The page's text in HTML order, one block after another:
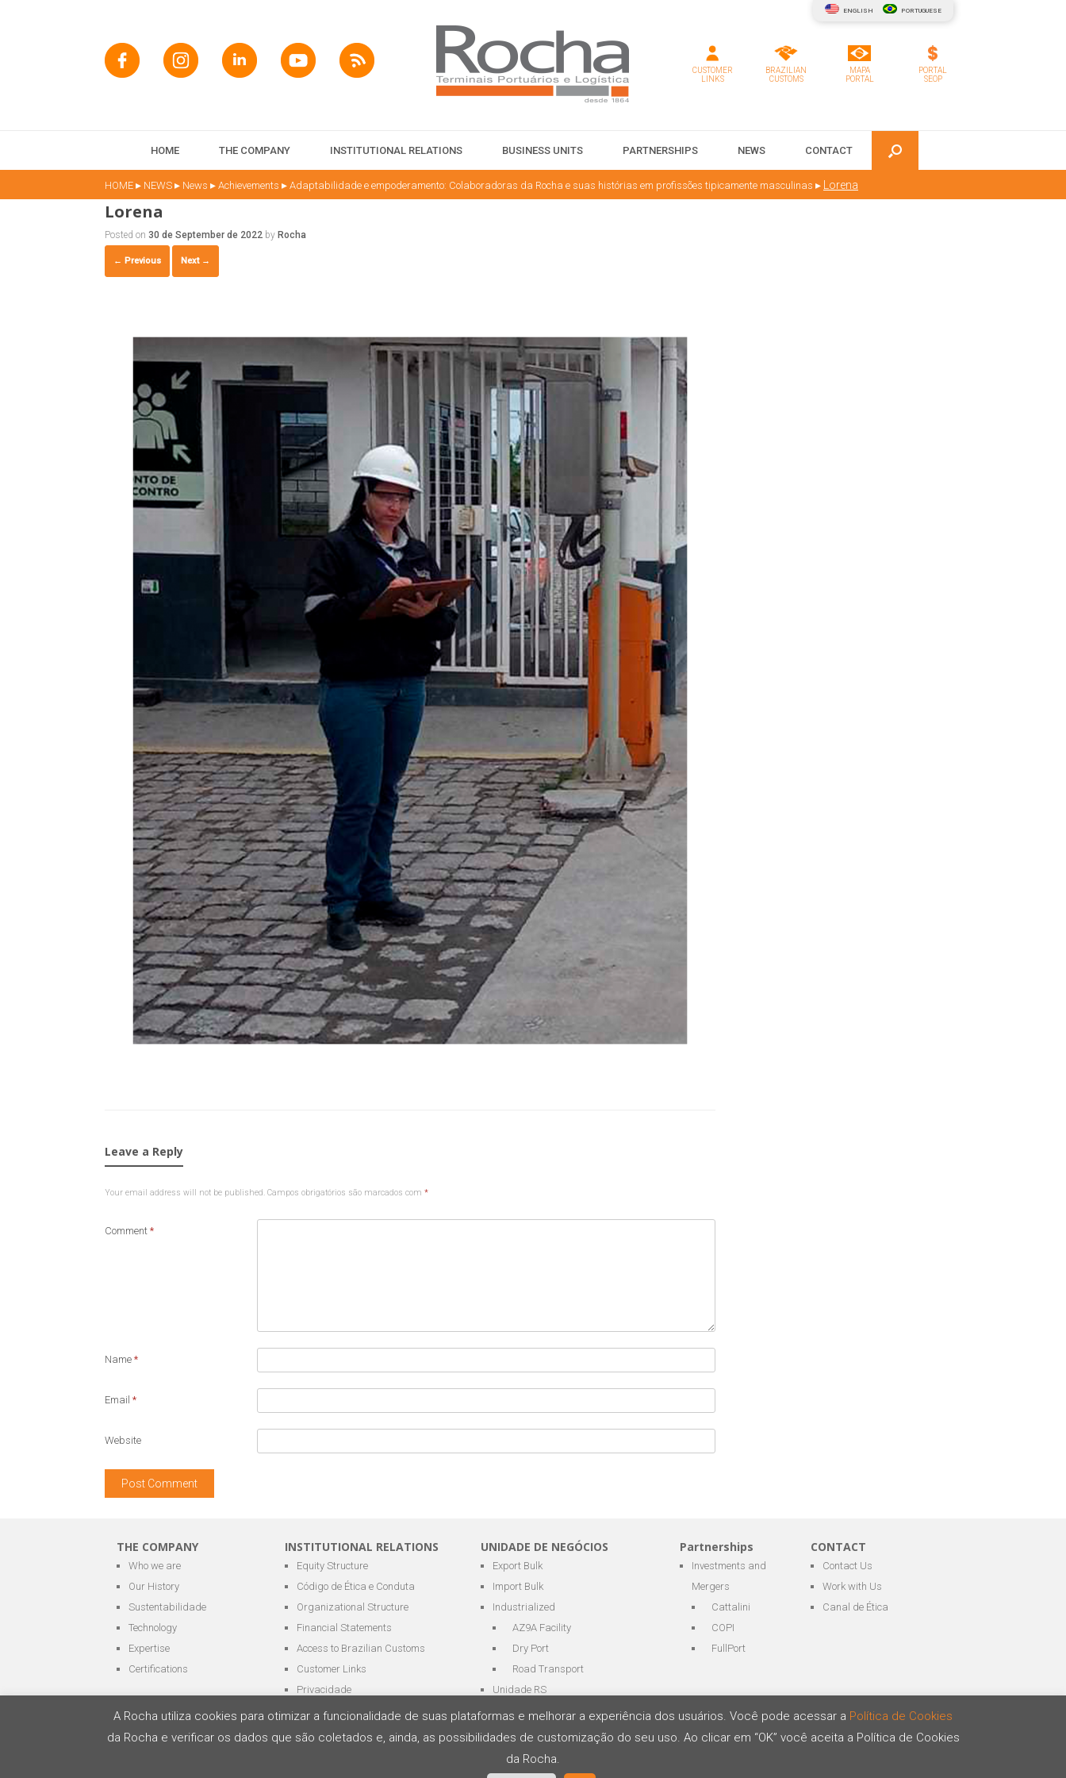
ENGLISH PORTUGUESE
CUSTOMER
LINKS
BRAZILIAN
CUSTOMS
MAPA
PORTAL
PORTAL
SEOP
HOME THE COMPANY INSTITUTIONAL RELATIONS BUSINESS UNITS PARTNERSHIPS NEWS CONTACT
HOME ▸ NEWS ▸ News ▸ Achievements ▸ Adaptabilidade e empoderamento: Colaboradoras da Rocha e suas histórias em profissões tipicamente masculinas ▸ Lorena
Lorena
Posted on 30 de September de 2022 by Rocha
← Previous Next →
Leave a Reply
Your email address will not be published. Campos obrigatórios são marcados com *
Comment *
Name *
Email *
Website
THE COMPANY
Who we are
Our History
Sustentabilidade
Technology
Expertise
Certifications
INSTITUTIONAL RELATIONS
Equity Structure
Código de Ética e Conduta
Organizational Structure
Financial Statements
Access to Brazilian Customs
Customer Links
Privacidade
UNIDADE DE NEGÓCIOS
Export Bulk
Import Bulk
Industrialized
AZ9A Facility
Dry Port
Road Transport
Unidade RS
Partnerships
Investments and
Mergers
Cattalini
COPI
FullPort
CONTACT
Contact Us
Work with Us
Canal de Ética
A Rocha utiliza cookies para otimizar a funcionalidade de suas plataformas e melhorar a experiência dos usuários. Você pode acessar a Política de Cookies
da Rocha e verificar os dados que são coletados e, ainda, as possibilidades de customização do seu uso. Ao clicar em “OK” você aceita a Política de Cookies
da Rocha.